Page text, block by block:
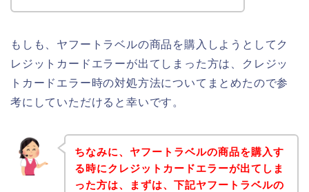
もしも、ヤフートラベルの商品を購入しようとしてク
レジットカードエラーが出てしまった方は、クレジッ
トカードエラー時の対処方法についてまとめたので参
考にしていただけると幸いです。
ちなみに、ヤフートラベルの商品を購入す
る時にクレジットカードエラーが出てしま
った方は、まずは、下記ヤフートラベルの